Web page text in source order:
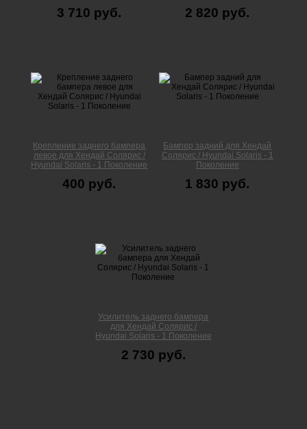
3 710 руб. 2 820 руб.
Крепление заднего бампера
левое для Хендай Солярис /
Hyundai Solaris - 1 Поколение
400 руб.
Бампер задний для Хендай
Солярис / Hyundai Solaris - 1
Поколение
1 830 руб.
Усилитель заднего бампера
для Хендай Солярис /
Hyundai Solaris - 1 Поколение
2 730 руб.